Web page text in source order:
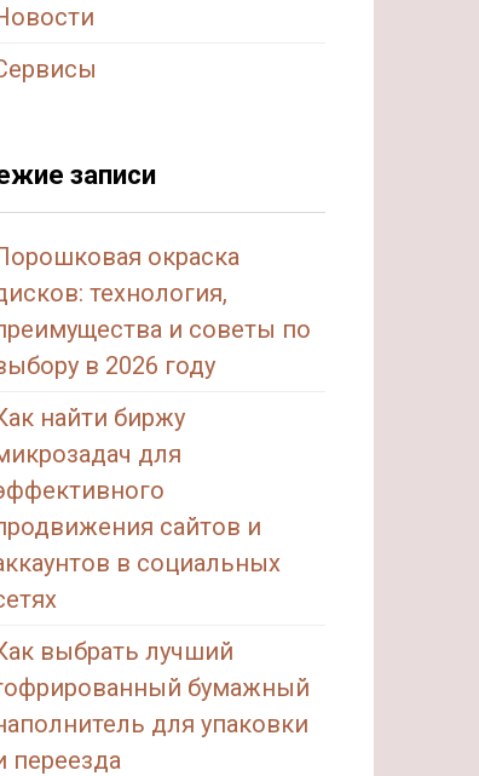
записи
окраска
технология,
и советы по
в 2026 году
найти биржу
для
сайтов и
в социальных
выбрать лучший
бумажный
для упаковки
переезда